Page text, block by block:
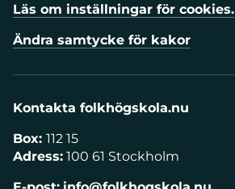
Läs om inställningar för cookies.
Ändra samtycke för kakor
Kontakta folkhögskola.nu
Box: 112 15
Adress: 100 61 Stockholm